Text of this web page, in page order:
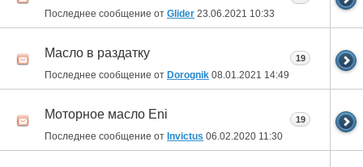
Последнее сообщение от Glider 23.06.2021 10:33
Масло в раздатку
Последнее сообщение от Dorognik 08.01.2021 14:49
19
Моторное масло Eni
Последнее сообщение от Invictus 06.02.2020 11:30
19